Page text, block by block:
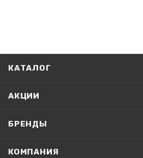
КАТАЛОГ
АКЦИИ
БРЕНДЫ
КОМПАНИЯ